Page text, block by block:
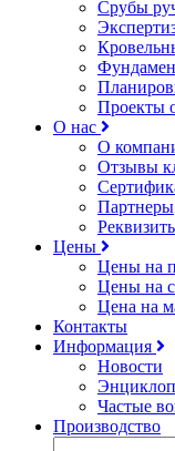
Срубы
Проекты
О нас
О
Отзывы
Партнеры
Цены
Цены на
Цены на
Цена на
Контакты
Информация
Новости
Частые
Производство